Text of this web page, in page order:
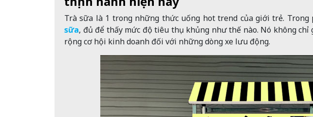
Trà sữa là 1 trong những thức uống hot trend của giới trẻ.
sữa, đủ để thấy mức độ tiêu thụ khủng như thế nào. Nó không chỉ
rộng cơ hội kinh doanh đối với những dòng xe lưu động.